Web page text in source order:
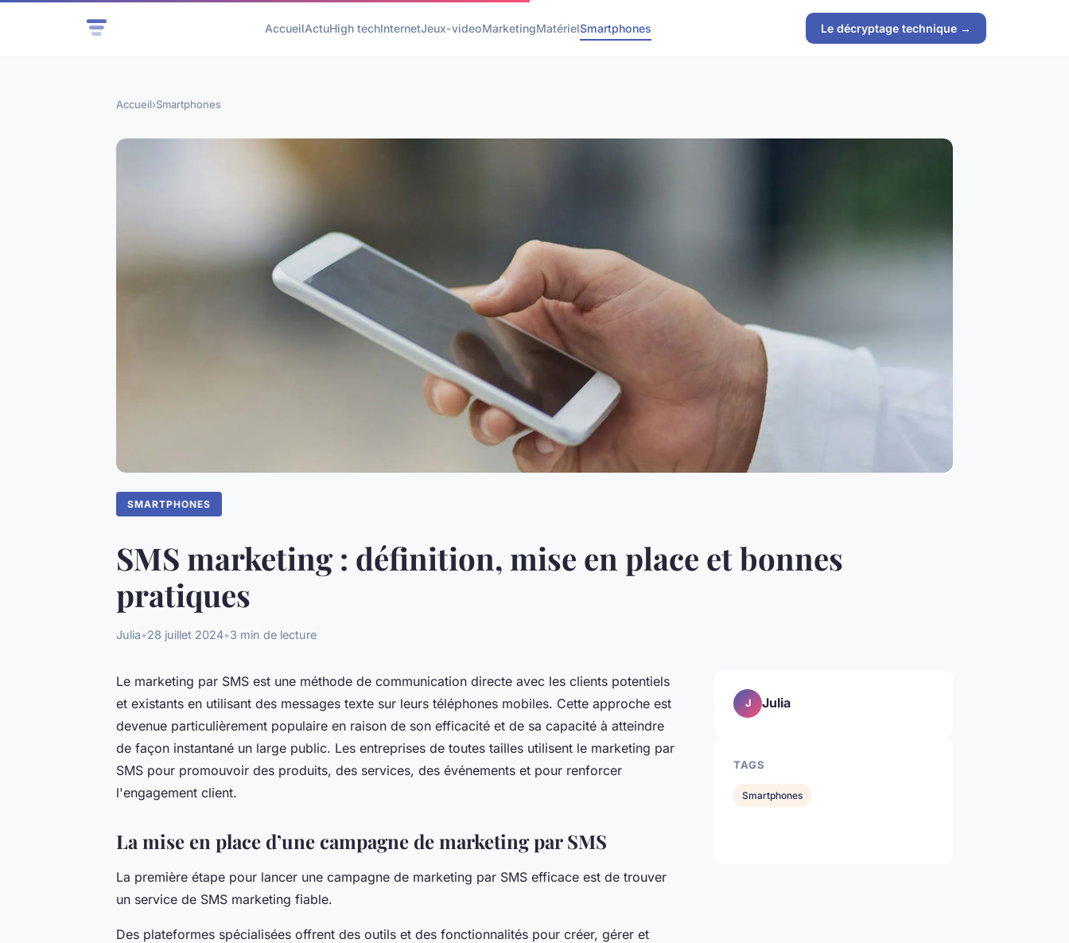
AccueilActuHigh techInternetJeux-videoMarketingMatérielSmartphones Le décryptage technique →
Accueil›Smartphones
SMARTPHONES
SMS marketing : définition, mise en place et bonnes
pratiques
Julia•28 juillet 2024•3 min de lecture
Le marketing par SMS est une méthode de communication directe avec les clients potentiels
et existants en utilisant des messages texte sur leurs téléphones mobiles. Cette approche est
devenue particulièrement populaire en raison de son efficacité et de sa capacité à atteindre
de façon instantané un large public. Les entreprises de toutes tailles utilisent le marketing par
SMS pour promouvoir des produits, des services, des événements et pour renforcer
l'engagement client.
La mise en place d’une campagne de marketing par SMS
La première étape pour lancer une campagne de marketing par SMS efficace est de trouver
un service de SMS marketing fiable.
Des plateformes spécialisées offrent des outils et des fonctionnalités pour créer, gérer et
J Julia
TAGS
Smartphones